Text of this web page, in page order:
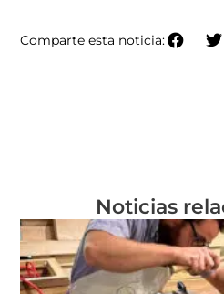
Comparte esta noticia:
Noticias